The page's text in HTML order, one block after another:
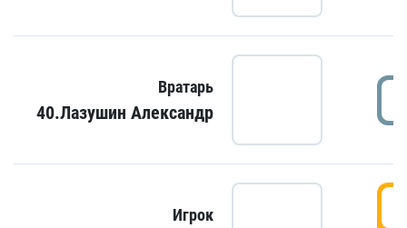
Вратарь
40.Лазушин Александр
Игрок